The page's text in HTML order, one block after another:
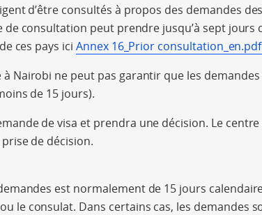
d’être consultés à propos des demandes
de consultation peut prendre jusqu’à sept jours
ces pays ici Annex 16_Prior
à Nairobi ne peut pas garantir que les
de 15 jours).
de visa et prendra une décision. Le centre
de décision.
est normalement de 15 jours
le consulat. Dans certains cas, les demandes